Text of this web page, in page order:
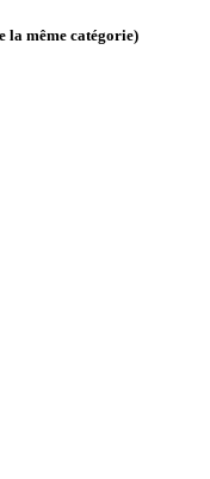
la même catégorie)